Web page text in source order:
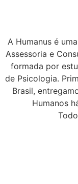
A Humanus é
Assessoria e
formada por
de Psicologia.
Brasil,
Humanos